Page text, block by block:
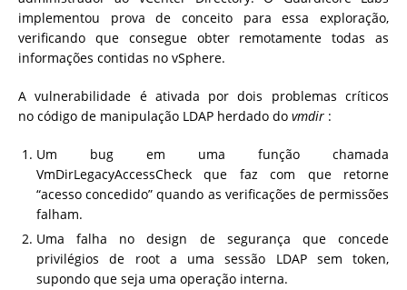
implementou prova de conceito para essa exploração,
verificando que consegue obter remotamente todas as
informações contidas no vSphere.
A vulnerabilidade é ativada por dois problemas críticos
no código de manipulação LDAP herdado do vmdir :
Um bug em uma função chamada
VmDirLegacyAccessCheck que faz com que retorne
“acesso concedido” quando as verificações de permissões
falham.
Uma falha no design de segurança que concede
privilégios de root a uma sessão LDAP sem token,
supondo que seja uma operação interna.